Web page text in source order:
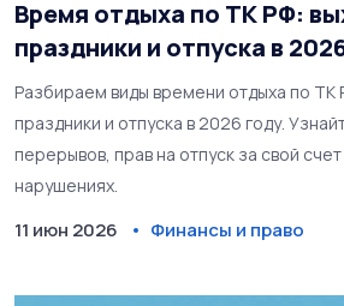
Время отдыха по ТК РФ:
праздники и отпуска в
Разбираем виды времени отдыха по ТК
праздники и отпуска в 2026 году.
перерывов, прав на отпуск за свой
нарушениях.
11 июн 2026 Финансы и право